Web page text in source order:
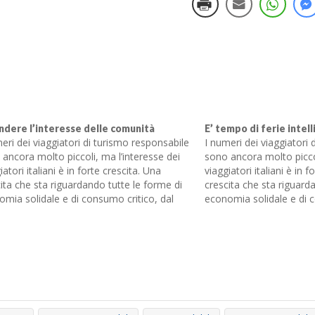
l’interesse delle comunità
dei viaggiatori di turismo responsabile
molto piccoli, ma l’interesse dei
italiani è in forte crescita. Una
che sta riguardando tutte le forme di
solidale e di consumo critico, dal
E’ tempo di ferie
I numeri dei viaggiatori
sono ancora molto
viaggiatori italiani è in
crescita che sta
economia solidale e di